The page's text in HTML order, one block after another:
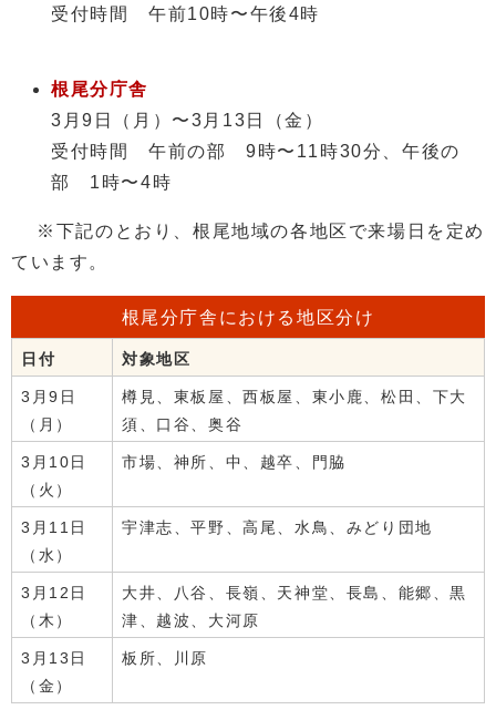
受付時間 午前10時〜午後4時
根尾分庁舎
3月9日（月）〜3月13日（金）
受付時間 午前の部 9時〜11時30分、午後の
部 1時〜4時
※下記のとおり、根尾地域の各地区で来場日を定め
ています。
根尾分庁舎における地区分け
日付 対象地区
3月9日
（月）
樽見、東板屋、西板屋、東小鹿、松田、下大
須、口谷、奥谷
3月10日
（火）
市場、神所、中、越卒、門脇
3月11日
（水）
宇津志、平野、高尾、水鳥、みどり団地
3月12日
（木）
大井、八谷、長嶺、天神堂、長島、能郷、黒
津、越波、大河原
3月13日
（金）
板所、川原